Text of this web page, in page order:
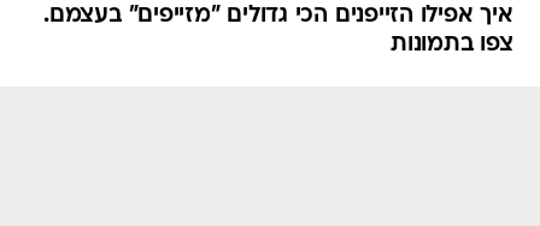
איך אפילו הזייפנים הכי גדולים "מזייפים" בעצמם.
צפו בתמונות